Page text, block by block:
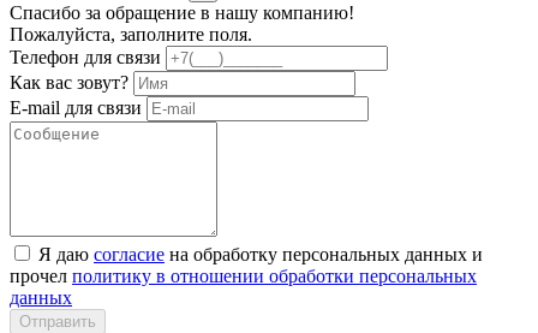
Спасибо за обращение в нашу компанию!
Пожалуйста, заполните поля.
Телефон для связи
Как вас зовут?
E-mail для связи
Я даю согласие на обработку персональных данных и
прочел политику в отношении обработки персональных
данных
Отправить